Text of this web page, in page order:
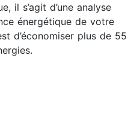
il s’agit d’une analyse
énergétique de votre
d’économiser plus de 55